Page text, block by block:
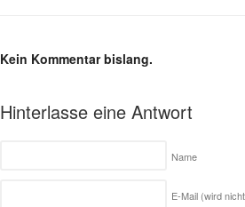
Kein Kommentar bislang.
Hinterlasse eine Antwort
Name
E-Mail (wird